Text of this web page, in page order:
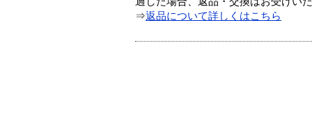
⇒返品について詳しくはこちら